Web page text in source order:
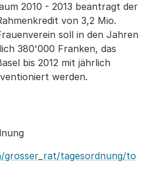
2010 - 2013 beantragt der
von 3,2 Mio.
soll in den Jahren
380'000 Franken, das
bis 2012 mit jährlich
werden.
grosser_rat/tagesordnung/to